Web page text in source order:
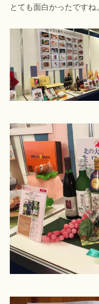
とても面白かったですね。